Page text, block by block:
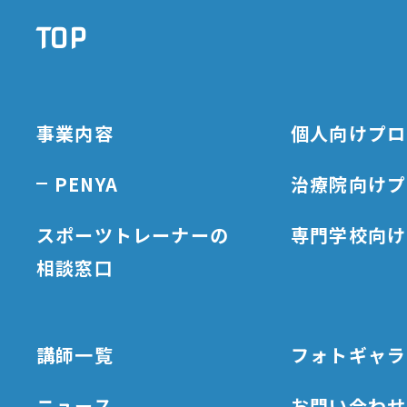
TOP
事業内容
PENYA
スポーツトレーナーの
相談窓口
個人向けプ
治療院向け
専門学校向
講師一覧
フォトギャ